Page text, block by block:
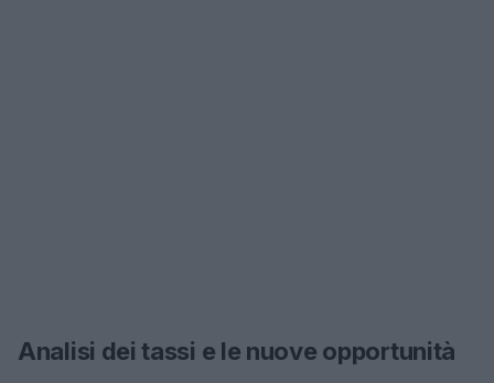
Analisi dei tassi e le nuove opportunità